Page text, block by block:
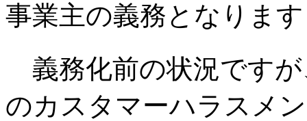
事業主の義務となりま
義務化前の状況ですが
のカスタマーハラスメ